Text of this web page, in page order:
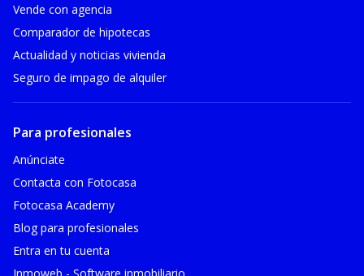
Vende con agencia
Comparador de hipotecas
Actualidad y noticias vivienda
Seguro de impago de alquiler
Para profesionales
Anúnciate
Contacta con Fotocasa
Fotocasa Academy
Blog para profesionales
Entra en tu cuenta